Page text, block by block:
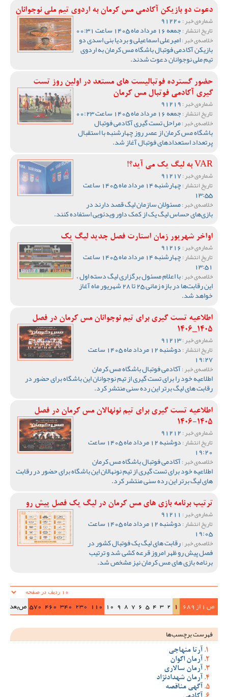
دعوت دو بازیکن آکادمی مس کرمان به اردوی تیم ملی نوجوانان
شماره‌ی خبر :
تاریخ انتشار :جمعه 16 مرداد ماه 1405 ساعت 00:31
خلاصه‌ی خبر :امیرعلی اسماعیلی و بردیا بنی اسدی دو
بازیکن آکادمی فوتبال باشگاه مس کرمان به اردوی
تیم ملی نوجوانان دعوت شدند.
حضور گسترده فوتبالیست های مستعد در اولین روز تست
گیری آکادمی فوتبال مس کرمان
شماره‌ی خبر :
تاریخ انتشار :جمعه 16 مرداد ماه 1405 ساعت 00:23
خلاصه‌ی خبر :مراحل تست گیری آکادمی فوتبال
باشگاه مس کرمان از عصر روز چهارشنبه با استقبال
پرتعداد استعدادهای فوتبال آغاز شد.
VAR به لیگ یک می آید؟!
شماره‌ی خبر :
تاریخ انتشار : چهارشنبه 14 مرداد ماه 1405 ساعت
13:55
خلاصه‌ی خبر :مسئولان سازمان لیگ قصد دارند در
بازی‌های حساس لیگ یک از کمک داور ویدئویی استفاده کنند.
اواخر شهریور زمان استارت فصل جدید لیگ یک
شماره‌ی خبر :
تاریخ انتشار : چهارشنبه 14 مرداد ماه 1405 ساعت
13:51
خلاصه‌ی خبر :با اعلام مسئول برگزاری لیگ دسته اول ،
این رقابت‌ها در بازه زمانی 25 تا 28 شهریور ماه آغاز
خواهد شد.
اطلاعیه تست گیری برای تیم نوجوانان مس کرمان در فصل
1405_1406
شماره‌ی خبر :
تاریخ انتشار : دوشنبه 12 مرداد ماه 1405 ساعت
19:27
خلاصه‌ی خبر :آکادمی فوتبال باشگاه مس کرمان
اطلاعیه خود را برای تست گیری از تیم نوجوانان این باشگاه برای حضور در
رقابت های لیگ برتر این رده سنی منتشر کرد.
اطلاعیه تست گیری برای تیم نونهالان مس کرمان در فصل
1405-1406
شماره‌ی خبر :
تاریخ انتشار : دوشنبه 12 مرداد ماه 1405 ساعت
19:20
خلاصه‌ی خبر :آکادمی فوتبال باشگاه مس کرمان
اطلاعیه خود برای تست گیری از تیم نونهالان این باشگاه برای حضور در رقابت
های لیگ برتر این رده سنی منتشر کرد.
ترتیب برنامه بازی های مس کرمان در لیگ یک فصل پیش رو
شماره‌ی خبر :
تاریخ انتشار : دوشنبه 12 مرداد ماه 1405 ساعت
19:05
خلاصه‌ی خبر :رقابت های لیگ یک فوتبال کشور در
فصل پیش رو ظهر امروز قرعه کشی شد و ترتیب
برنامه بازی های مس کرمان نیز مشخص شد.
ص 1 از 689 1
2
3
4
5
6
7
8
9
10
110
230
340
460
570 ص‌بعد
فهرست برچسب‌ها
آرتا منهاجی
آرمان اکوان
آرمان سالاری
آرمان شهدادنژاد
آگهی مناقصه